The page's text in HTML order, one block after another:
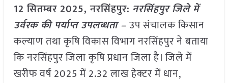
12 सितम्बर 2025,नरसिंहपुर: नरसिंहपुर जिले में
उर्वरक की पर्याप्त उपलब्धता –उप संचालक किसान
कल्याण तथा कृषि विकास विभाग नरसिंहपुर ने बताया
कि नरसिंहपुर जिला कृषि प्रधान जिला है। जिले में
खरीफ वर्ष 2025 में 2.32 लाख हेक्टर में धान,